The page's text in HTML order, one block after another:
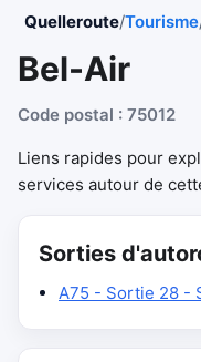
Quelleroute/Tourisme
Bel-Air
Code postal : 75012
Liens rapides pour
services autour de
Sorties
A75 - Sortie 28 -